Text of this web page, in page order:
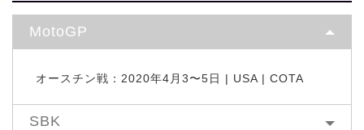
MotoGP
オースチン戦：2020年4月3〜5日 | USA | COTA
SBK